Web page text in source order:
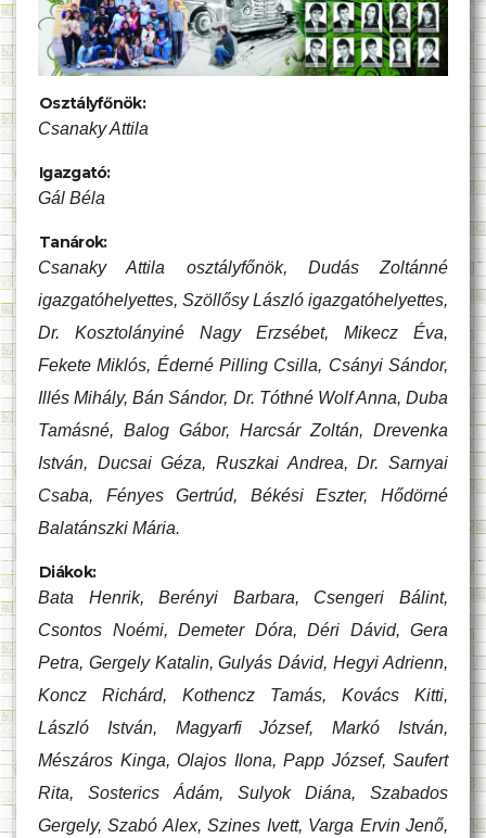
Osztályfőnök:
Csanaky Attila
Igazgató:
Gál Béla
Tanárok:
Csanaky Attila osztályfőnök, Dudás Zoltánné
igazgatóhelyettes, Szöllősy László igazgatóhelyettes,
Dr. Kosztolányiné Nagy Erzsébet, Mikecz Éva,
Fekete Miklós, Éderné Pilling Csilla, Csányi Sándor,
Illés Mihály, Bán Sándor, Dr. Tóthné Wolf Anna, Duba
Tamásné, Balog Gábor, Harcsár Zoltán, Drevenka
István, Ducsai Géza, Ruszkai Andrea, Dr. Sarnyai
Csaba, Fényes Gertrúd, Békési Eszter, Hődörné
Balatánszki Mária.
Diákok:
Bata Henrik, Berényi Barbara, Csengeri Bálint,
Csontos Noémi, Demeter Dóra, Déri Dávid, Gera
Petra, Gergely Katalin, Gulyás Dávid, Hegyi Adrienn,
Koncz Richárd, Kothencz Tamás, Kovács Kitti,
László István, Magyarfi József, Markó István,
Mészáros Kinga, Olajos Ilona, Papp József, Saufert
Rita, Sosterics Ádám, Sulyok Diána, Szabados
Gergely, Szabó Alex, Szines Ivett, Varga Ervin Jenő,